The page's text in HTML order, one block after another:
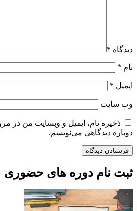
دیدگاه *
نام *
ایمیل *
وب‌ سایت
ذخیره نام، ایمیل و وبسایت من در
دوباره دیدگاهی می‌نویسم.
ثبت نام دوره های حضوری